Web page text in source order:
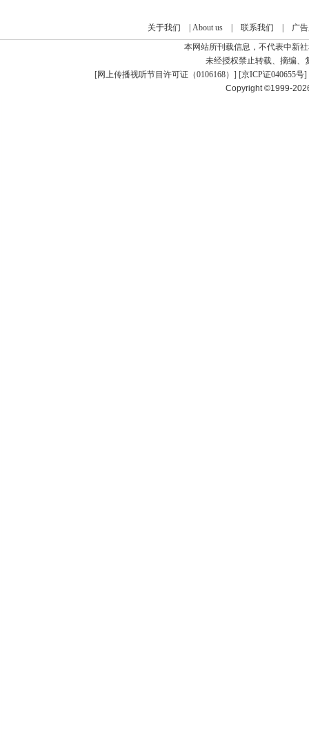
关于我们 About us| 联系我们
广
本网站所刊载信息，不代表中新
未经授权禁止转载、摘编、
[网上传播视听节目许可证（0106168） ] [京ICP证040655号]
Copyright ©1999-